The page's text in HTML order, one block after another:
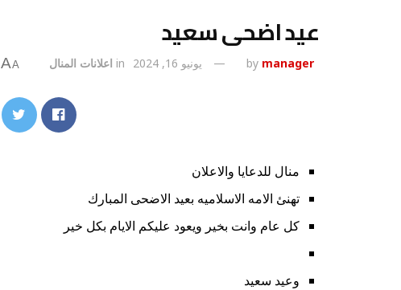
عيد اضحى سعيد
by manager يونيو 16, 2024 in اعلانات المنال A
A
منال للدعايا والاعلان
تهنئ الامه الاسلاميه بعيد الاضحى المبارك
كل عام وانت بخير ويعود عليكم الايام بكل خير
وعيد سعيد